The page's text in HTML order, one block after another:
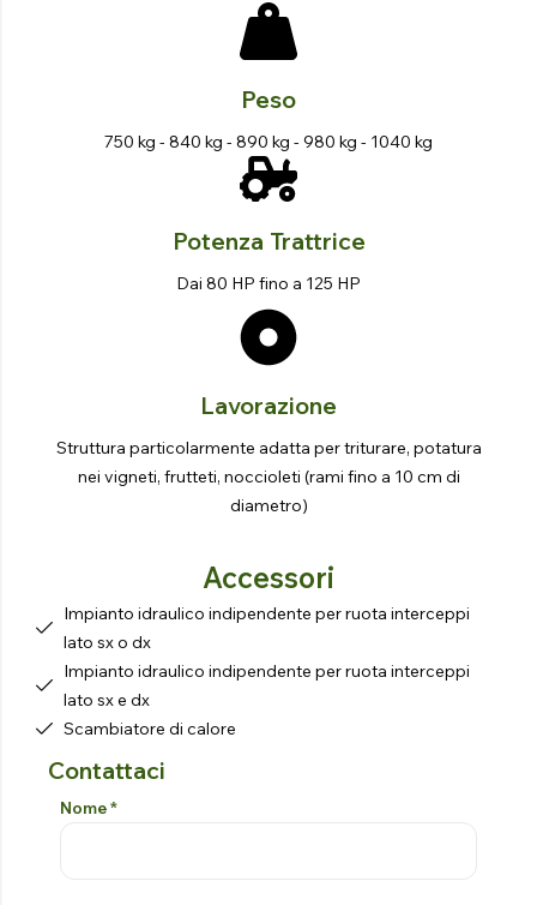
Peso
750 kg - 840 kg - 890 kg - 980 kg - 1040 kg
Potenza Trattrice
Dai 80 HP fino a 125 HP
Lavorazione
Struttura particolarmente adatta per triturare, potatura
nei vigneti, frutteti, noccioleti (rami fino a 10 cm di
diametro)
Accessori
Impianto idraulico indipendente per ruota interceppi
lato sx o dx
Impianto idraulico indipendente per ruota interceppi
lato sx e dx
Scambiatore di calore
Contattaci
Modulo Di Contatto
Si prega di lasciare vuoto questo campo
Nome*